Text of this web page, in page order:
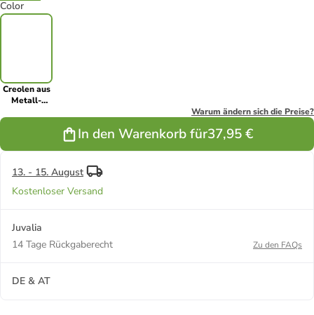
Color
Creolen aus
Metall-
Warum ändern sich die Preise?
In den Warenkorb für37,95 €
13. - 15. August
Kostenloser Versand
Juvalia
14 Tage Rückgaberecht
Zu den FAQs
DE & AT